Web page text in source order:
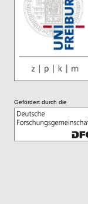
Gefördert durch die